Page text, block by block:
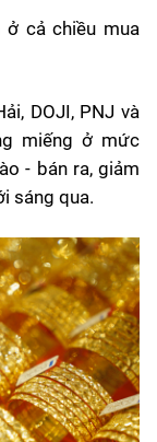
ở cả chiều mua
DOJI, PNJ và
miếng ở mức
- bán ra, giảm
sáng qua.